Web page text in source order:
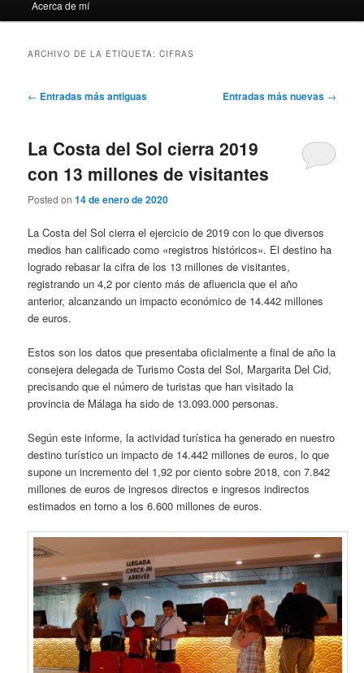
Acerca de mí
ARCHIVO DE LA ETIQUETA:CIFRAS
Navegación
← Entradas más antiguas Entradas más nuevas →
La Costa del Sol cierra 2019
con 13 millones de visitantes
Posted on14 de enero de 2020
La Costa del Sol cierra el ejercicio de 2019 con lo que diversos
medios han calificado como «registros históricos». El destino ha
logrado rebasar la cifra de los 13 millones de visitantes,
registrando un 4,2 por ciento más de afluencia que el año
anterior, alcanzando un impacto económico de 14.442 millones
de euros.
Estos son los datos que presentaba oficialmente a final de año la
consejera delegada de Turismo Costa del Sol, Margarita Del Cid,
precisando que el número de turistas que han visitado la
provincia de Málaga ha sido de 13.093.000 personas.
Según este informe, la actividad turística ha generado en nuestro
destino turístico un impacto de 14.442 millones de euros, lo que
supone un incremento del 1,92 por ciento sobre 2018, con 7.842
millones de euros de ingresos directos e ingresos indirectos
estimados en torno a los 6.600 millones de euros.